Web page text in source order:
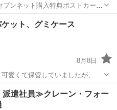
ト購入特典ポストカー
ファイル] です。
井上和 表と裏 ENTAM...
クリアファイル
ット、グミケース
8月8日
愛くて保管していましたが、引
、光ります。(8/1動作確認済み)
その他
遣社員≫クレーン・フォー